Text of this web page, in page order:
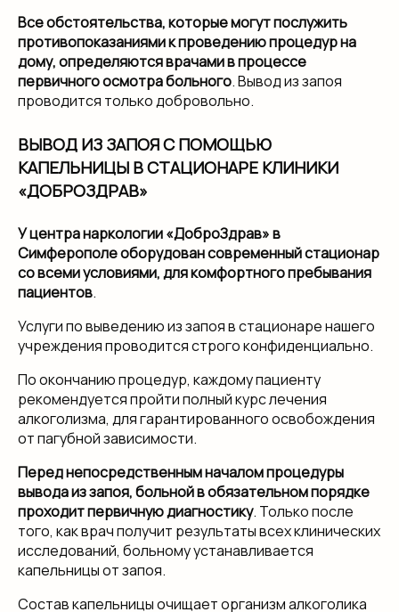
Все обстоятельства, которые могут послужить
противопоказаниями к проведению процедур на
дому, определяются врачами в процессе
первичного осмотра больного. Вывод из запоя
проводится только добровольно.
ВЫВОД ИЗ ЗАПОЯ С ПОМОЩЬЮ
КАПЕЛЬНИЦЫ В СТАЦИОНАРЕ КЛИНИКИ
«ДОБРОЗДРАВ»
У центра наркологии «ДоброЗдрав» в
Симферополе оборудован современный стационар
со всеми условиями, для комфортного пребывания
пациентов.
Услуги по выведению из запоя в стационаре нашего
учреждения проводится строго конфиденциально.
По окончанию процедур, каждому пациенту
рекомендуется пройти полный курс лечения
алкоголизма, для гарантированного освобождения
от пагубной зависимости.
Перед непосредственным началом процедуры
вывода из запоя, больной в обязательном порядке
проходит первичную диагностику. Только после
того, как врач получит результаты всех клинических
исследований, больному устанавливается
капельницы от запоя.
Состав капельницы очищает организм алкоголика